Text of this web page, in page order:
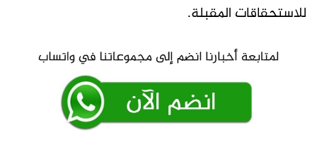
للاستحقاقات المقبلة.